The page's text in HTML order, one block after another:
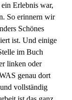
Erlebnis war,
So erinnern wir
Schönes
ist. Und einige
im Buch
linken oder
genau dort
vollständig